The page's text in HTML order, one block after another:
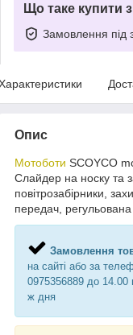
Що таке купити
Замовлення під
Опис
Мотоботи SCOYCO
Слайдер на носку та
повітрозабірники,
передач,
Замовлення
на сайті або за
0975356889 до 14.00
ж дня